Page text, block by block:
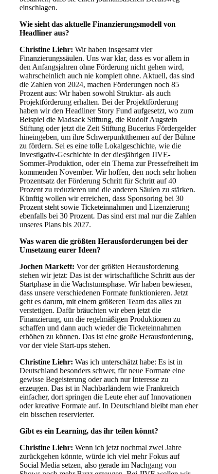
einschlagen.
Wie sieht das aktuelle Finanzierungsmodell von
Headliner aus?
Christine Liehr: Wir haben insgesamt vier
Finanzierungssäulen. Uns war klar, dass es vor allem in
den Anfangsjahren ohne Förderung nicht gehen wird,
wahrscheinlich auch nie komplett ohne. Aktuell, das sind
die Zahlen von 2024, machen Förderungen noch 85
Prozent aus: Wir haben sowohl Struktur- als auch
Projektförderung erhalten. Bei der Projektförderung
haben wir den Headliner Story Fund aufgesetzt, wo zum
Beispiel die Madsack Stiftung, die Rudolf Augstein
Stiftung oder jetzt die Zeit Stiftung Bucerius Fördergelder
hineingeben, um ihre Schwerpunktthemen auf der Bühne
zu fördern. Sei es eine tolle Lokalgeschichte, wie die
Investigativ-Geschichte in der diesjährigen JIVE-
Sommer-Produktion, oder ein Thema zur Pressefreiheit im
kommenden November. Wir hoffen, den noch sehr hohen
Prozentsatz der Förderung Schritt für Schritt auf 40
Prozent zu reduzieren und die anderen Säulen zu stärken.
Künftig wollen wir erreichen, dass Sponsoring bei 30
Prozent steht sowie Ticketeinnahmen und Lizenzierung
ebenfalls bei 30 Prozent. Das sind erst mal nur die Zahlen
unseres Plans bis 2027.
Was waren die größten Herausforderungen bei der
Umsetzung eurer Ideen?
Jochen Markett: Vor der größten Herausforderung
stehen wir jetzt: Das ist der wirtschaftliche Schritt aus der
Startphase in die Wachstumsphase. Wir haben bewiesen,
dass unsere verschiedenen Formate funktionieren. Jetzt
geht es darum, mit einem größeren Team das alles zu
verstetigen. Dafür bräuchten wir eben jetzt die
Finanzierung, um die regelmäßigen Produktionen zu
schaffen und dann auch wieder die Ticketeinnahmen
erhöhen zu können. Das ist eine große Herausforderung,
vor der viele Start-ups stehen.
Christine Liehr: Was ich unterschätzt habe: Es ist in
Deutschland besonders schwer, für neue Formate eine
gewisse Begeisterung oder auch nur Interesse zu
erzeugen. Das ist in Nachbarländern wie Frankreich
einfacher, dort springen die Leute eher auf Innovationen
oder kreative Formate auf. In Deutschland bleibt man eher
ein bisschen reservierter.
Gibt es ein Learning, das ihr teilen könnt?
Christine Liehr: Wenn ich jetzt nochmal zwei Jahre
zurückgehen könnte, würde ich viel mehr Fokus auf
Social Media setzen, also gerade im Nachgang von